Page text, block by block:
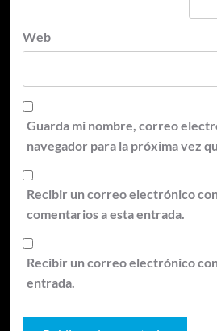
Web
Guarda mi nombre, correo
navegador para la próxima vez
Recibir un correo electrónico
comentarios a esta entrada.
Recibir un correo electrónico
entrada.